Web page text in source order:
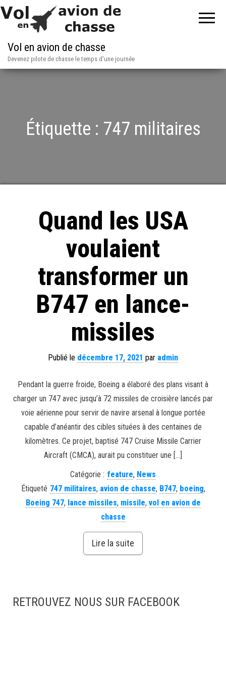
Vol en avion de chasse
Devenez pilote de chasse le temps d'une journée
Étiquette : 747 militaires
Quand les USA
voulaient
transformer un
B747 en lance-
missiles
Publié le décembre 17, 2021 par admin
Pendant la guerre froide, Boeing a élaboré des plans visant à
charger un 747 avec jusqu’à 72 missiles de croisière lancés par
voie aérienne pour servir de navire arsenal à longue portée
capable d’anéantir des cibles situées à des centaines de
kilomètres. Ce projet, baptisé 747 Cruise Missile Carrier
Aircraft (CMCA), aurait pu constituer une […]
Catégorie : feature, News
Étiqueté 747 militaires, avion de chasse, B747, boeing,
Boeing 747, lance missiles, missile, vol en avion de
chasse
Lire la suite
RETROUVEZ NOUS SUR FACEBOOK